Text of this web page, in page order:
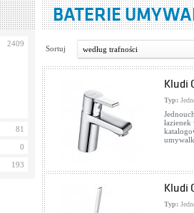
2409
81
0
193
BATERIE
Sortuj według trafności
Kludi
Typ:
Kludi
Typ: